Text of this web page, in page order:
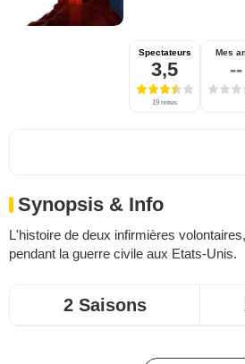
Spectateurs
3,5
19 notes
Mes
--
Synopsis & Info
L'histoire de deux infirmières
pendant la guerre civile aux Etats-Unis.
2 Saisons